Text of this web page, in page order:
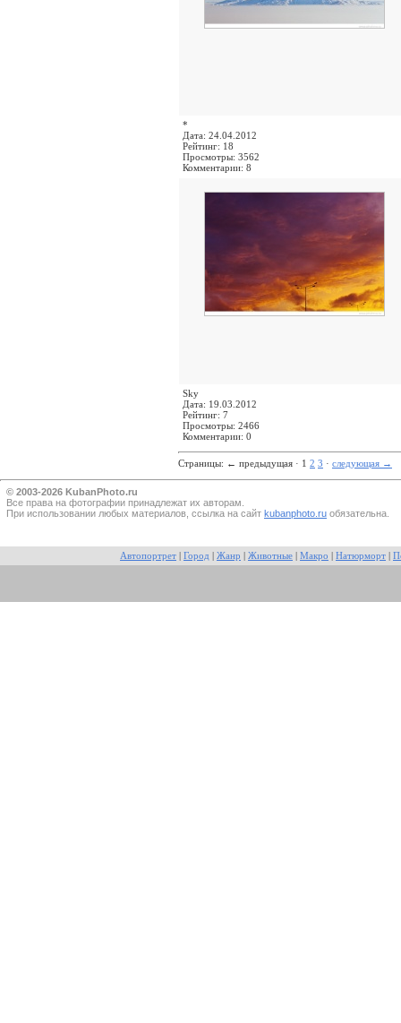
*
Дата: 24.04.2012
Рейтинг: 18
Просмотры: 3562
Комментарии: 8
Sky
Дата: 19.03.2012
Рейтинг: 7
Просмотры: 2466
Комментарии: 0
Страницы: ← предыдущая · 1 2 3 · следующая →
© 2003-2026 KubanPhoto.ru
Все прaва на фотографии принадлежат их авторам.
При использовании любых материалов, ссылка на сайт kubanphoto.ru обязательна.
Автопортрет Город Жанр Животные Макро Натюрморт